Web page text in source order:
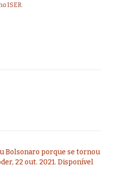
ISER.
Bolsonaro porque se tornou
22 out. 2021. Disponível